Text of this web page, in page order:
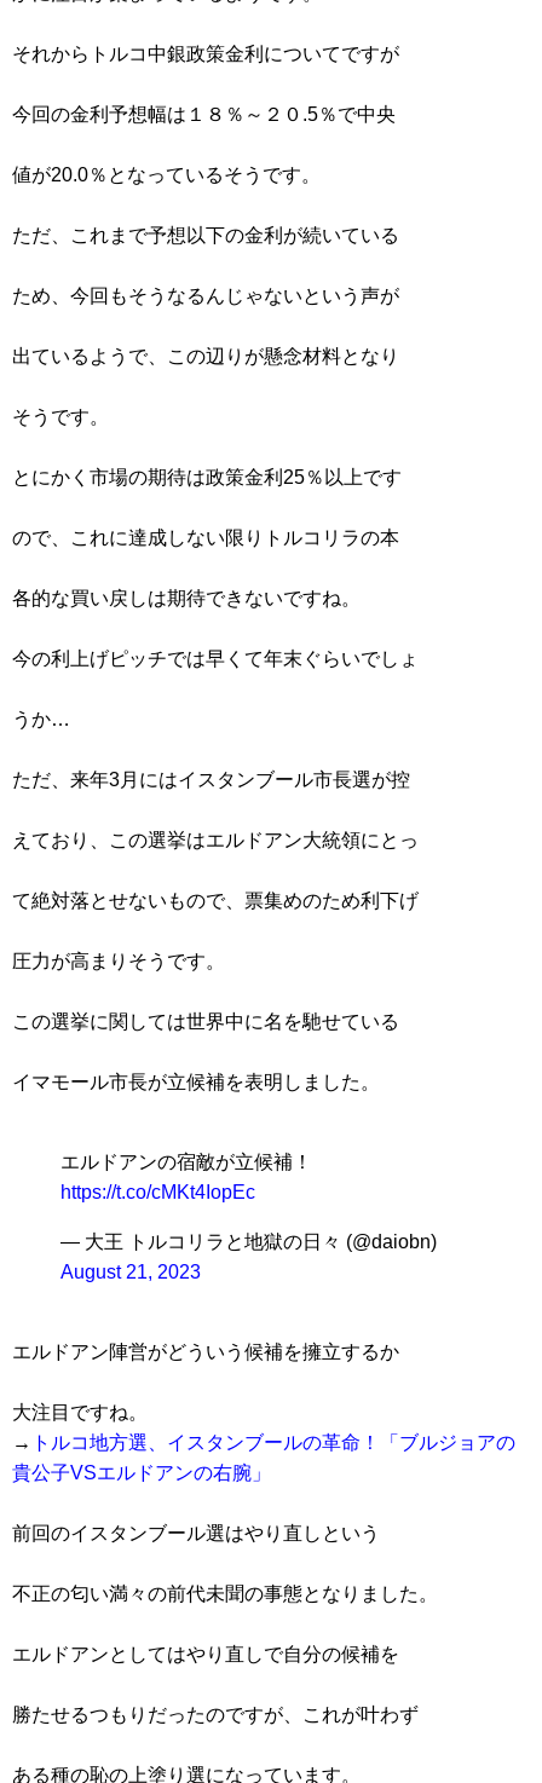
それからトルコ中銀政策金利についてですが
今回の金利予想幅は１８％～２０.5％で中央
値が20.0％となっているそうです。
ただ、これまで予想以下の金利が続いている
ため、今回もそうなるんじゃないという声が
出ているようで、この辺りが懸念材料となり
そうです。
とにかく市場の期待は政策金利25％以上です
ので、これに達成しない限りトルコリラの本
各的な買い戻しは期待できないですね。
今の利上げピッチでは早くて年末ぐらいでしょ
うか…
ただ、来年3月にはイスタンブール市長選が控
えており、この選挙はエルドアン大統領にとっ
て絶対落とせないもので、票集めのため利下げ
圧力が高まりそうです。
この選挙に関しては世界中に名を馳せている
イマモール市長が立候補を表明しました。
エルドアンの宿敵が立候補！
https://t.co/cMKt4IopEc
— 大王 トルコリラと地獄の日々 (@daiobn)
August 21, 2023
エルドアン陣営がどういう候補を擁立するか
大注目ですね。
→ トルコ地方選、イスタンブールの革命！「ブルジョアの
貴公子VSエルドアンの右腕」
前回のイスタンブール選はやり直しという
不正の匂い満々の前代未聞の事態となりました。
エルドアンとしてはやり直しで自分の候補を
勝たせるつもりだったのですが、これが叶わず
ある種の恥の上塗り選になっています。